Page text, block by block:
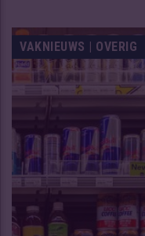
VAKNIEUWS | OVERIG